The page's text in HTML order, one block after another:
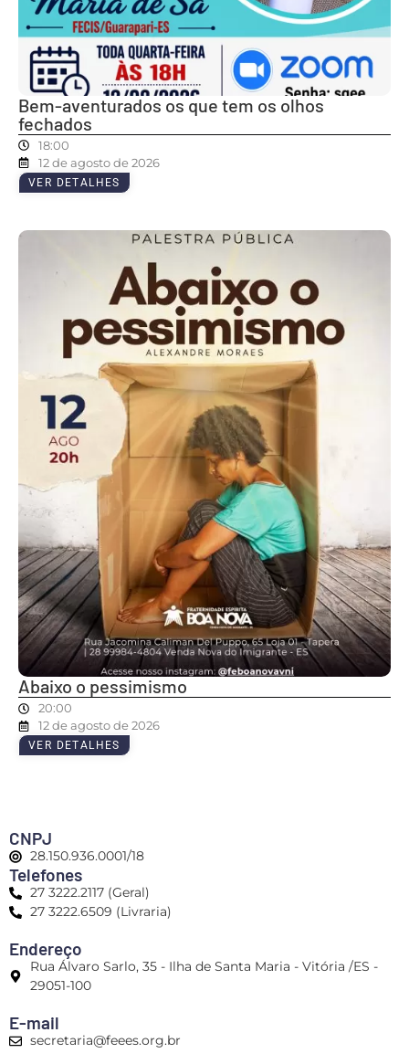
Bem-aventurados os que tem os olhos
fechados
18:00
12 de agosto de 2026
VER DETALHES
Abaixo o pessimismo
20:00
12 de agosto de 2026
VER DETALHES
CNPJ
28.150.936.0001/18
Telefones
27 3222.2117 (Geral)
27 3222.6509 (Livraria)
Endereço
Rua Álvaro Sarlo, 35 - Ilha de Santa Maria - Vitória /ES -
29051-100
E-mail
secretaria@feees.org.br